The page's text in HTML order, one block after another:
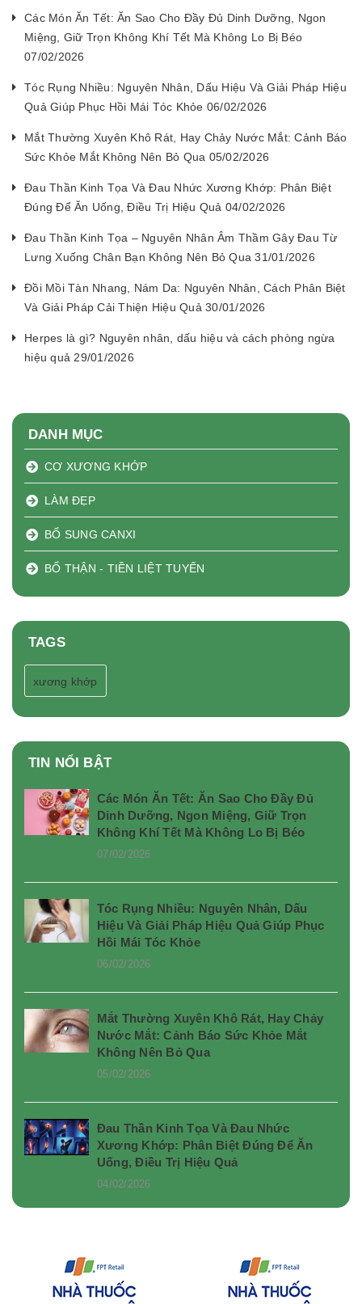
Các Món Ăn Tết: Ăn Sao Cho Đầy Đủ Dinh Dưỡng, Ngon
Miệng, Giữ Trọn Không Khí Tết Mà Không Lo Bị Béo
07/02/2026
Tóc Rụng Nhiều: Nguyên Nhân, Dấu Hiệu Và Giải Pháp Hiệu
Quả Giúp Phục Hồi Mái Tóc Khỏe 06/02/2026
Mắt Thường Xuyên Khô Rát, Hay Chảy Nước Mắt: Cảnh Báo
Sức Khỏe Mắt Không Nên Bỏ Qua 05/02/2026
Đau Thần Kinh Tọa Và Đau Nhức Xương Khớp: Phân Biệt
Đúng Để Ăn Uống, Điều Trị Hiệu Quả 04/02/2026
Đau Thần Kinh Tọa – Nguyên Nhân Âm Thầm Gây Đau Từ
Lưng Xuống Chân Bạn Không Nên Bỏ Qua 31/01/2026
Đồi Mồi Tàn Nhang, Nám Da: Nguyên Nhân, Cách Phân Biệt
Và Giải Pháp Cải Thiện Hiệu Quả 30/01/2026
Herpes là gì? Nguyên nhân, dấu hiệu và cách phòng ngừa
hiệu quả 29/01/2026
DANH MỤC
CƠ XƯƠNG KHỚP
LÀM ĐẸP
BỔ SUNG CANXI
BỔ THẬN - TIỀN LIỆT TUYẾN
TAGS
xương khớp
TIN NỔI BẬT
Các Món Ăn Tết: Ăn Sao Cho Đầy Đủ
Dinh Dưỡng, Ngon Miệng, Giữ Trọn
Không Khí Tết Mà Không Lo Bị Béo
07/02/2026
Tóc Rụng Nhiều: Nguyên Nhân, Dấu
Hiệu Và Giải Pháp Hiệu Quả Giúp Phục
Hồi Mái Tóc Khỏe
06/02/2026
Mắt Thường Xuyên Khô Rát, Hay Chảy
Nước Mắt: Cảnh Báo Sức Khỏe Mắt
Không Nên Bỏ Qua
05/02/2026
Đau Thần Kinh Tọa Và Đau Nhức
Xương Khớp: Phân Biệt Đúng Để Ăn
Uống, Điều Trị Hiệu Quả
04/02/2026